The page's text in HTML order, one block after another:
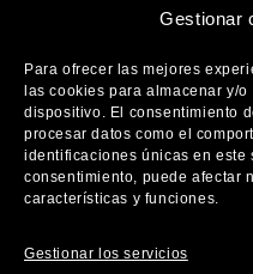
Gestionar
Para ofrecer las mejores
las cookies para almacenar y/
dispositivo. El consentimiento
procesar datos como el
identificaciones únicas en este
consentimiento, puede afectar
características y funciones.
Gestionar los servicios
Política